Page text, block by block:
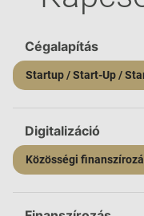
Cégalapítás
Startup / Start-Up /
Digitalizáció
Közösségi